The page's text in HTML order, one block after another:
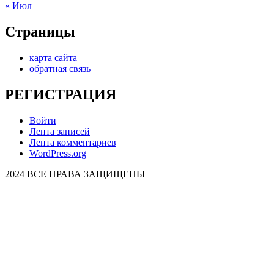
« Июл
Страницы
карта сайта
обратная связь
РЕГИСТРАЦИЯ
Войти
Лента записей
Лента комментариев
WordPress.org
2024 ВСЕ ПРАВА ЗАЩИЩЕНЫ